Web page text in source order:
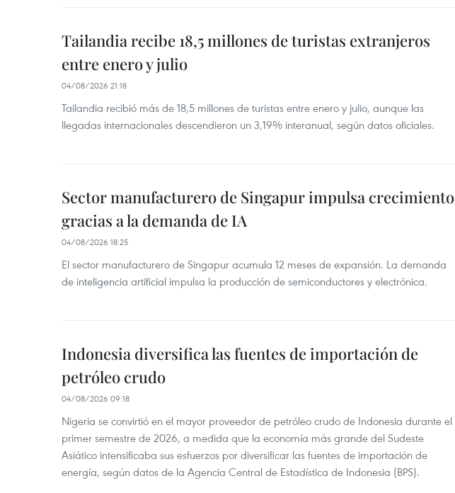
Tailandia recibe 18,5 millones de turistas extranjeros
entre enero y julio
04/08/2026 21:18
Tailandia recibió más de 18,5 millones de turistas entre enero y julio, aunque las
llegadas internacionales descendieron un 3,19% interanual, según datos oficiales.
Sector manufacturero de Singapur impulsa crecimiento
gracias a la demanda de IA
04/08/2026 18:25
El sector manufacturero de Singapur acumula 12 meses de expansión. La demanda
de inteligencia artificial impulsa la producción de semiconductores y electrónica.
Indonesia diversifica las fuentes de importación de
petróleo crudo
04/08/2026 09:18
Nigeria se convirtió en el mayor proveedor de petróleo crudo de Indonesia durante el
primer semestre de 2026, a medida que la economía más grande del Sudeste
Asiático intensificaba sus esfuerzos por diversificar las fuentes de importación de
energía, según datos de la Agencia Central de Estadística de Indonesia (BPS).